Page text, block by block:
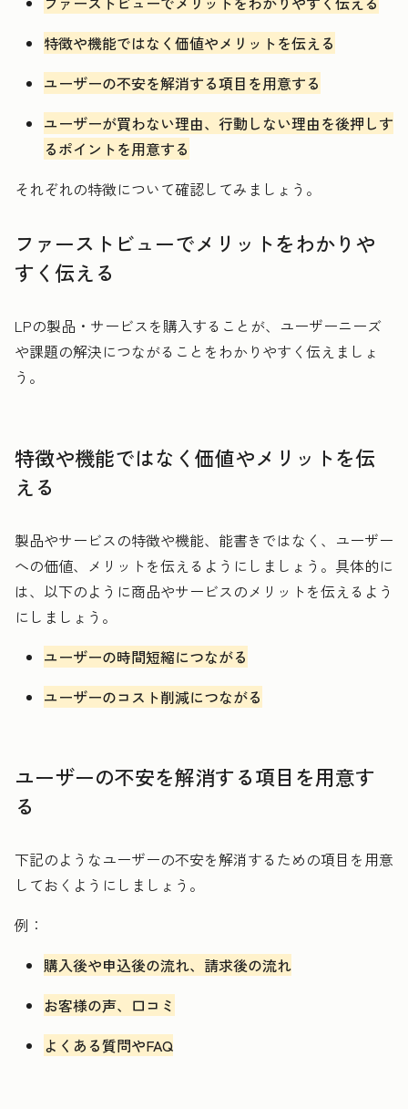
特徴や機能ではなく価値やメリットを伝える
ユーザーの不安を解消する項目を用意する
ユーザーが買わない理由、行動しない理由を後押しす
るポイントを用意する
それぞれの特徴について確認してみましょう。
ファーストビューでメリットをわかりや
すく伝える
LPの製品・サービスを購入することが、ユーザーニーズ
や課題の解決につながることをわかりやすく伝えましょ
う。
特徴や機能ではなく価値やメリットを伝
える
製品やサービスの特徴や機能、能書きではなく、ユーザー
への価値、メリットを伝えるようにしましょう。具体的に
は、以下のように商品やサービスのメリットを伝えるよう
にしましょう。
ユーザーの時間短縮につながる
ユーザーのコスト削減につながる
ユーザーの不安を解消する項目を用意す
る
下記のようなユーザーの不安を解消するための項目を用意
しておくようにしましょう。
例：
購入後や申込後の流れ、請求後の流れ
お客様の声、口コミ
よくある質問やFAQ